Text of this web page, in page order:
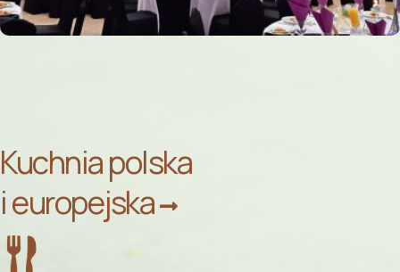
Kuchnia polska
i europejska